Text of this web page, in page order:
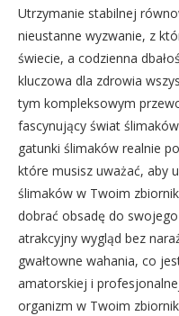
Utrzymanie stabilnej
nieustanne wyzwanie, z
świecie, a codzienna
kluczowa dla zdrowia
tym kompleksowym
fascynujący świat
gatunki ślimaków realnie
które musisz uważać, aby
ślimaków w Twoim
dobrać obsadę do
atrakcyjny wygląd bez
gwałtowne wahania, co
amatorskiej i
organizm w Twoim